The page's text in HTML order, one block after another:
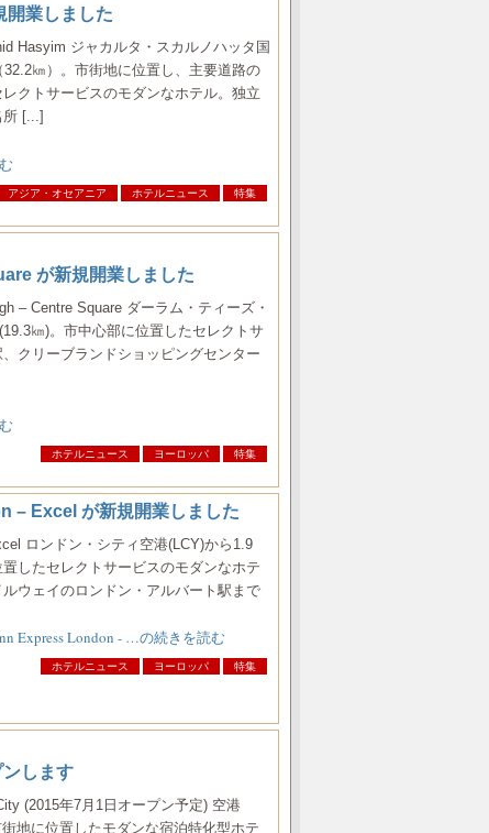
業しました
Hasyim ジャカルタ・スカルノハッタ国
㎞）。市街地に位置し、主要道路の
クトサービスのモダンなホテル。独立
所 [...]
アジア・オセアニア ホテルニュース 特集
が新規開業しました
– Centre Square ダーラム・ティーズ・
㎞)。市中心部に位置したセレクトサ
クリーブランドショッピングセンター
ホテルニュース ヨーロッパ 特集
– Excel が新規開業しました
ロンドン・シティ空港(LCY)から1.9
したセレクトサービスのモダンなホテ
ウェイのロンドン・アルバート駅まで
Express London - …の続きを読む
ホテルニュース ヨーロッパ 特集
します
(2015年7月1日オープン予定) 空港
地に位置したモダンな宿泊特化型ホテ